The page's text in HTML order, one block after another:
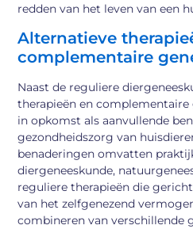
redden van het leven van een
Alternatieve
complementaire
Naast de reguliere
therapieën en complementaire
in opkomst als aanvullende
gezondheidszorg van
benaderingen omvatten
diergeneeskunde,
reguliere therapieën die
van het zelfgenezend
combineren van verschillende